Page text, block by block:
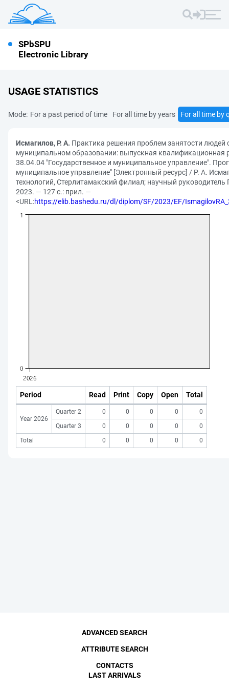
SPbSPU
Electronic Library
USAGE STATISTICS
Mode: For a past period of time For all time by years For all time by
Исмагилов, Р. А. Практика решения проблем занятости
муниципальном образовании: выпускная квалификационная
38.04.04 "Государственное и муниципальное управление".
муниципальное управление" [Электронный ресурс] / Р. А.
технологий, Стерлитамакский филиал; научный
2023. — 127 с.: прил. —
<URL:https://elib.bashedu.ru/dl/diplom/SF/2023/EF/
Period Read Print Copy Open Total
Year 2026
Quarter 2 0 0 0 0
0
Quarter 3
0 0 0 0
0
Total
0 0 0 0 0
ADVANCED SEARCH
ATTRIBUTE SEARCH
CONTACTS
LAST ARRIVALS